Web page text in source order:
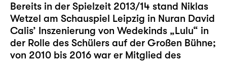
Bereits in der Spielzeit 2013/14 stand Niklas
Wetzel am Schauspiel Leipzig in Nuran David
Calis’ Inszenierung von Wedekinds „Lulu“ in
der Rolle des Schülers auf der Großen Bühne;
von 2010 bis 2016 war er Mitglied des